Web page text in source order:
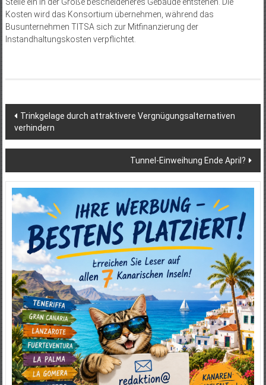
Stelle ein in der Größe bescheideneres Gebäude entstehen. Die
Kosten wird das Konsortium übernehmen, während das
Busunternehmen TITSA sich zur Mitfinanzierung der
Instandhaltungskosten verpflichtet.
Beitragsnavigation
Trinkgelage durch attraktivere Vergnügungsalternativen
verhindern
Tunnel-Einweihung Ende April?